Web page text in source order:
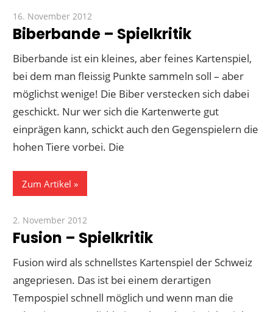
16. November 2012
Biberbande – Spielkritik
Biberbande ist ein kleines, aber feines Kartenspiel,
bei dem man fleissig Punkte sammeln soll – aber
möglichst wenige! Die Biber verstecken sich dabei
geschickt. Nur wer sich die Kartenwerte gut
einprägen kann, schickt auch den Gegenspielern die
hohen Tiere vorbei. Die
Zum Artikel
2. November 2012
Fusion – Spielkritik
Fusion wird als schnellstes Kartenspiel der Schweiz
angepriesen. Das ist bei einem derartigen
Tempospiel schnell möglich und wenn man die